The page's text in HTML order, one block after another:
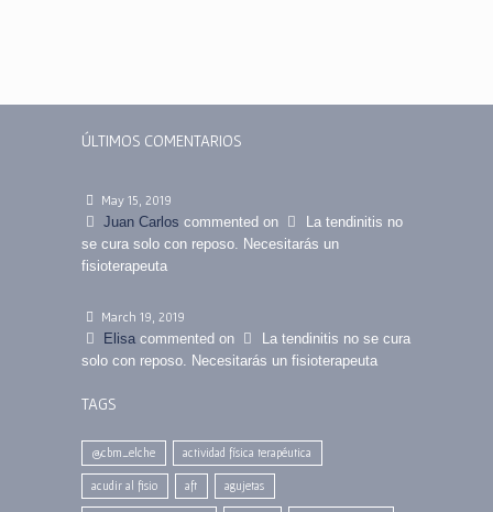
ÚLTIMOS COMENTARIOS
May 15, 2019
Juan Carlos commented on
La tendinitis no
se cura solo con reposo. Necesitarás un
fisioterapeuta
March 19, 2019
Elisa commented on
La tendinitis no se cura
solo con reposo. Necesitarás un fisioterapeuta
TAGS
@cbm_elche actividad física terapéutica
acudir al fisio aft agujetas